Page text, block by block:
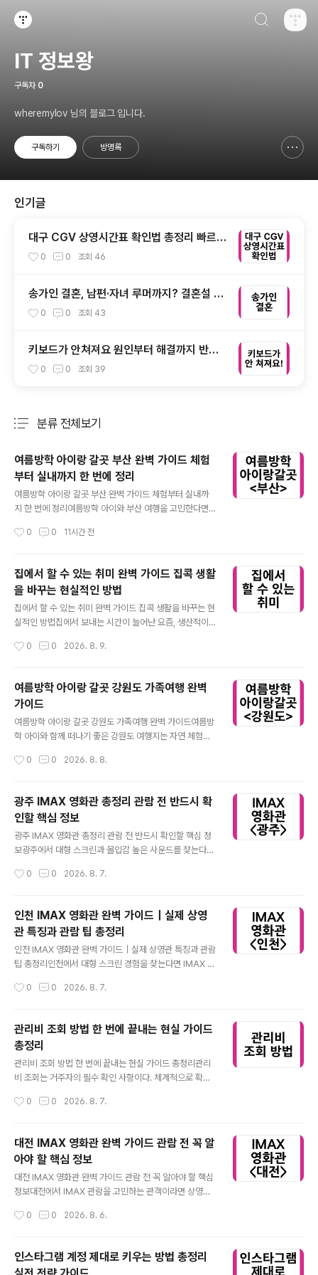
IT 정보왕
구독자 0
wheremylov 님의 블로그 입니다.
구독하기 방명록
인기글
대구 CGV 상영시간표 확인법 총정리 빠르게
예매까지 끝내는 방법
0 0 조회 46
송가인 결혼, 남편·자녀 루머까지? 결혼설 진
실과 현재 상황 완벽 정리
0 0 조회 43
키보드가 안쳐져요 원인부터 해결까지 반드
시 확인해야 할 핵심 방법 총정리
0 0 조회 39
분류 전체보기
여름방학 아이랑 갈곳 부산 완벽 가이드 체험
부터 실내까지 한 번에 정리
여름방학 아이랑 갈곳 부산 완벽 가이드 체험부터 실내까
지 한 번에 정리여름방학 아이와 부산 여행을 고민한다면
단순 관광이 아닌 체류시간을 늘릴 수 있는 핵심 장소만 정
시설이 잘 갖춰진 도시입니다. 아이 연령에 맞춘 동선 설계
가 만족도를 크게 좌우합니다.여름방학 아이랑 갈곳 부산
해변 체험 핵심⭐ 아이 동반 해변 선택 기준과 안전 요소부
산 해변은 해운대, 광안리, 송정 등 각각 특성이 다릅니다.
아이와 함께라면 수심이 완만하고 안전요원이 상주하는 해
부드러운 구간을 선택하면 활동 피로도가 줄어듭니다. 송
0 0 11시간 전
집에서 할 수 있는 취미 완벽 가이드 집콕 생활
을 바꾸는 현실적인 방법
집에서 할 수 있는 취미 완벽 가이드 집콕 생활을 바꾸는 현
실적인 방법집에서 보내는 시간이 늘어난 요즘, 생산적이
단순한 시간 때우기가 아닌 삶의 질을 높이는 활동을 중심
느낄 수 있는 취미는 생각보다 다양합니다. 반복 가능한 활
동과 성장 요소가 있는 취미를 중심으로 선택하는 것이 핵
심입니다.집에서 할 수 있는 취미 선택 기준 ⭐ 꾸준함이 가
능한 취미 선택이 핵심취미는 지속 가능성이 가장 중요한
기준입니다. 단기간 흥미로 끝나는 활동보다 반복하면서
는 취미를 선택해야 중도 포기를 줄일 수 있습니다. 시간과
0 0 2026. 8. 9.
여름방학 아이랑 갈곳 강원도 가족여행 완벽
가이드
여름방학 아이랑 갈곳 강원도 가족여행 완벽 가이드여름방
학 아이와 함께 떠나기 좋은 강원도 여행지는 자연 체험과
다. 실제 운영되는 체험형 관광지와 접근성을 기준으로 검
을 짜기 좋습니다. 과도한 이동 없이도 다양한 경험을 제공
할 수 있다는 점에서 여름 가족여행지로 꾸준히 선택됩니
다.여름방학 아이랑 갈곳 강원도 추천 여행지 핵심 ⭐ 실제
검증된 인기 여행지 정리강원도는 속초, 강릉, 평창, 춘천
리보다 체험 밀도가 중요합니다. 특히 속초 아바이마을, 강
0 0 2026. 8. 8.
광주 IMAX 영화관 총정리 관람 전 반드시 확
인할 핵심 정보
광주 IMAX 영화관 총정리 관람 전 반드시 확인할 핵심 정
보광주에서 대형 스크린과 몰입감 높은 사운드를 찾는다면
좌석 선택 팁까지 정확하게 정리했습니다. 광주 IMAX는
이 결합된 특별관입니다. 실제 이용 전 알아두면 체감 차이
가 크게 달라집니다.광주 IMAX 영화관 위치와 특징 광주
에서 실제 IMAX 상영관 존재 여부 확인 필수광주 지역에
서는 대표적으로 CGV 광주터미널에 IMAX 상영관이 운
영된 이력이 있으며, 상영 방식은 시기에 따라 IMAX Las
스크린 비율이 확장되어 더 많은 화면 정보를 보여주는 것
0 0 2026. 8. 7.
인천 IMAX 영화관 완벽 가이드｜실제 상영
관 특징과 관람 팁 총정리
인천 IMAX 영화관 완벽 가이드｜실제 상영관 특징과 관람
팁 총정리인천에서 대형 스크린 경험을 찾는다면 IMAX 상
로 정확한 정보를 정리했다. 인천 IMAX 상영관은 수도권
스펙과 좌석 환경을 기준으로 핵심만 정리했다.인천 IMAX
영화관 위치와 특징 인천 주요 IMAX 상영관 핵심 정리인
천 지역에서 대표적인 IMAX 상영관은 송도와 인천터미널
인근 극장이 중심이다. 이 상영관들은 모두 디지털 IMAX
시스템을 기반으로 운영되며, 일반 상영관 대비 높은 밝기
반관과 차별화되어 몰입감을 극대화한다. IMAX는 단순히
0 0 2026. 8. 7.
관리비 조회 방법 한 번에 끝내는 현실 가이드
총정리
관리비 조회 방법 한 번에 끝내는 현실 가이드 총정리관리
비 조회는 거주자의 필수 확인 사항이다. 체계적으로 확인
회 방법을 이해하면 불필요한 비용을 줄이고 관리 효율을
리의 핵심이다. 정확한 확인 절차를 알면 불필요한 분쟁을
줄이고 납부 내역을 체계적으로 관리할 수 있다.관리비 조
회 방법 기본 이해 관리비 확인은 생활비 관리의 출발점관
리비 조회는 정확한 항목 파악이 핵심이다. 일반적으로 아
파트나 오피스텔은 공용관리비, 개별사용료, 장기수선충당
여부를 판단하기 어렵다. 최근에는 모바일 앱과 온라인 시
0 0 2026. 8. 7.
대전 IMAX 영화관 완벽 가이드 관람 전 꼭 알
아야 할 핵심 정보
대전 IMAX 영화관 완벽 가이드 관람 전 꼭 알아야 할 핵심
정보대전에서 IMAX 관람을 고민하는 관객이라면 상영관
중요하다. 이 글에서는 실제 관람 경험 기준으로 핵심 정보
교하면 규모 차이가 있지만, 접근성과 좌석 몰입감 측면에
서는 충분한 만족도를 제공한다. 관람 전에 체크해야 할 포
0 0 2026. 8. 6.
인스타그램 계정 제대로 키우는 방법 총정리